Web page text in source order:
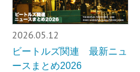
2026.05.12
ビートルズ関連 最新ニュ
ースまとめ2026